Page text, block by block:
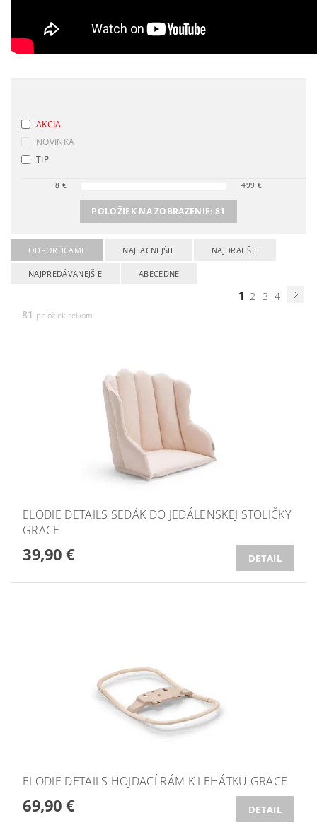
AKCIA
NOVINKA
TIP
8 € 499 €
POLOŽIEK NA ZOBRAZENIE:81
ODPORÚČAME NAJLACNEJŠIE NAJDRAHŠIE
NAJPREDÁVANEJŠIE ABECEDNE
1 2 3 4
81 položiek celkom
ELODIE DETAILS SEDÁK DO JEDÁLENSKEJ STOLIČKY
GRACE
39,90 € DETAIL
ELODIE DETAILS HOJDACÍ RÁM K LEHÁTKU GRACE
69,90 € DETAIL